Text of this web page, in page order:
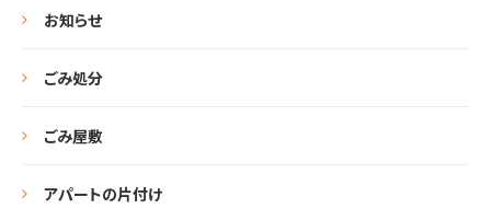
お知らせ
ごみ処分
ごみ屋敷
アパートの片付け